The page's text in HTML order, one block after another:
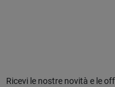
Ricevi le nostre novità e le